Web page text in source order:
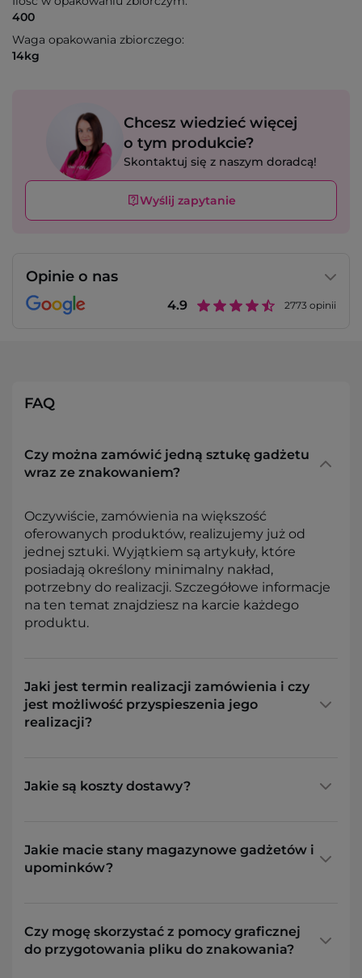
400
Waga opakowania zbiorczego:
14kg
Chcesz wiedzieć więcej
o tym produkcie?
Skontaktuj się z naszym doradcą!
Wyślij zapytanie
Opinie o nas
4.9 2773 opinii
FAQ
Czy można zamówić jedną sztukę gadżetu
wraz ze znakowaniem?
Oczywiście, zamówienia na większość
oferowanych produktów, realizujemy już od
jednej sztuki. Wyjątkiem są artykuły, które
posiadają określony minimalny nakład,
potrzebny do realizacji. Szczegółowe informacje
na ten temat znajdziesz na karcie każdego
produktu.
Jaki jest termin realizacji zamówienia i czy
jest możliwość przyspieszenia jego
realizacji?
Jakie są koszty dostawy?
Jakie macie stany magazynowe gadżetów i
upominków?
Czy mogę skorzystać z pomocy graficznej
do przygotowania pliku do znakowania?